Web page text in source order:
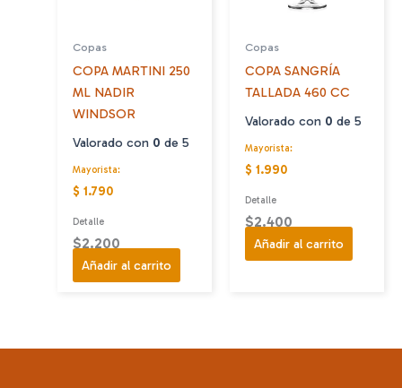
Copas
COPA MARTINI 250
ML NADIR
WINDSOR
Valorado con 0 de 5
Mayorista:
$ 1.790
Detalle
$2.200
Añadir al carrito
Copas
COPA SANGRÍA
TALLADA 460 CC
Valorado con 0 de 5
Mayorista:
$ 1.990
Detalle
$2.400
Añadir al carrito